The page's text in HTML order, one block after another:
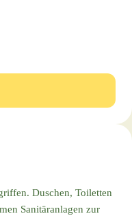
Duschen, Toiletten
Sanitäranlagen zur